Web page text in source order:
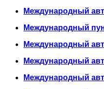
Международный
Международный
Международный
Международный
Международный